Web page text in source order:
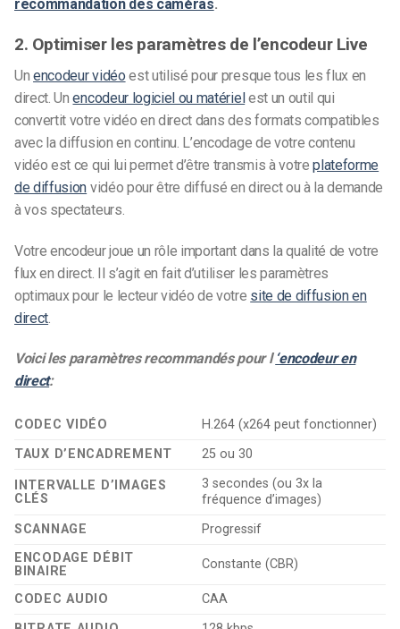
recommandation des caméras.
2. Optimiser les paramètres de l’encodeur Live
Unencodeur vidéo est utilisé pour presque tous les flux en
direct. Unencodeur logiciel ou matérielest un outil qui
convertit votre vidéo en direct dans des formats compatibles
avec la diffusion en continu. L’encodage de votre contenu
vidéo est ce qui lui permet d’être transmis à votreplateforme
de diffusion vidéo pour être diffusé en direct ou à la demande
à vos spectateurs.
Votre encodeur joue un rôle important dans la qualité de votre
flux en direct. Il s’agit en fait d’utiliser les paramètres
optimaux pour le lecteur vidéo de votre site de diffusion en
direct
Voici les paramètres recommandés pour l ‘encodeur en
direct:
CODEC VIDÉO
H.264 (x264 peut fonctionner)
TAUX D’ENCADREMENT
25 ou 30
INTERVALLE D’IMAGES
CLÉS
3 secondes (ou 3x la
fréquence d’images)
SCANNAGE
Progressif
ENCODAGE DÉBIT
BINAIRE
Constante (CBR)
CODEC AUDIO
CAA